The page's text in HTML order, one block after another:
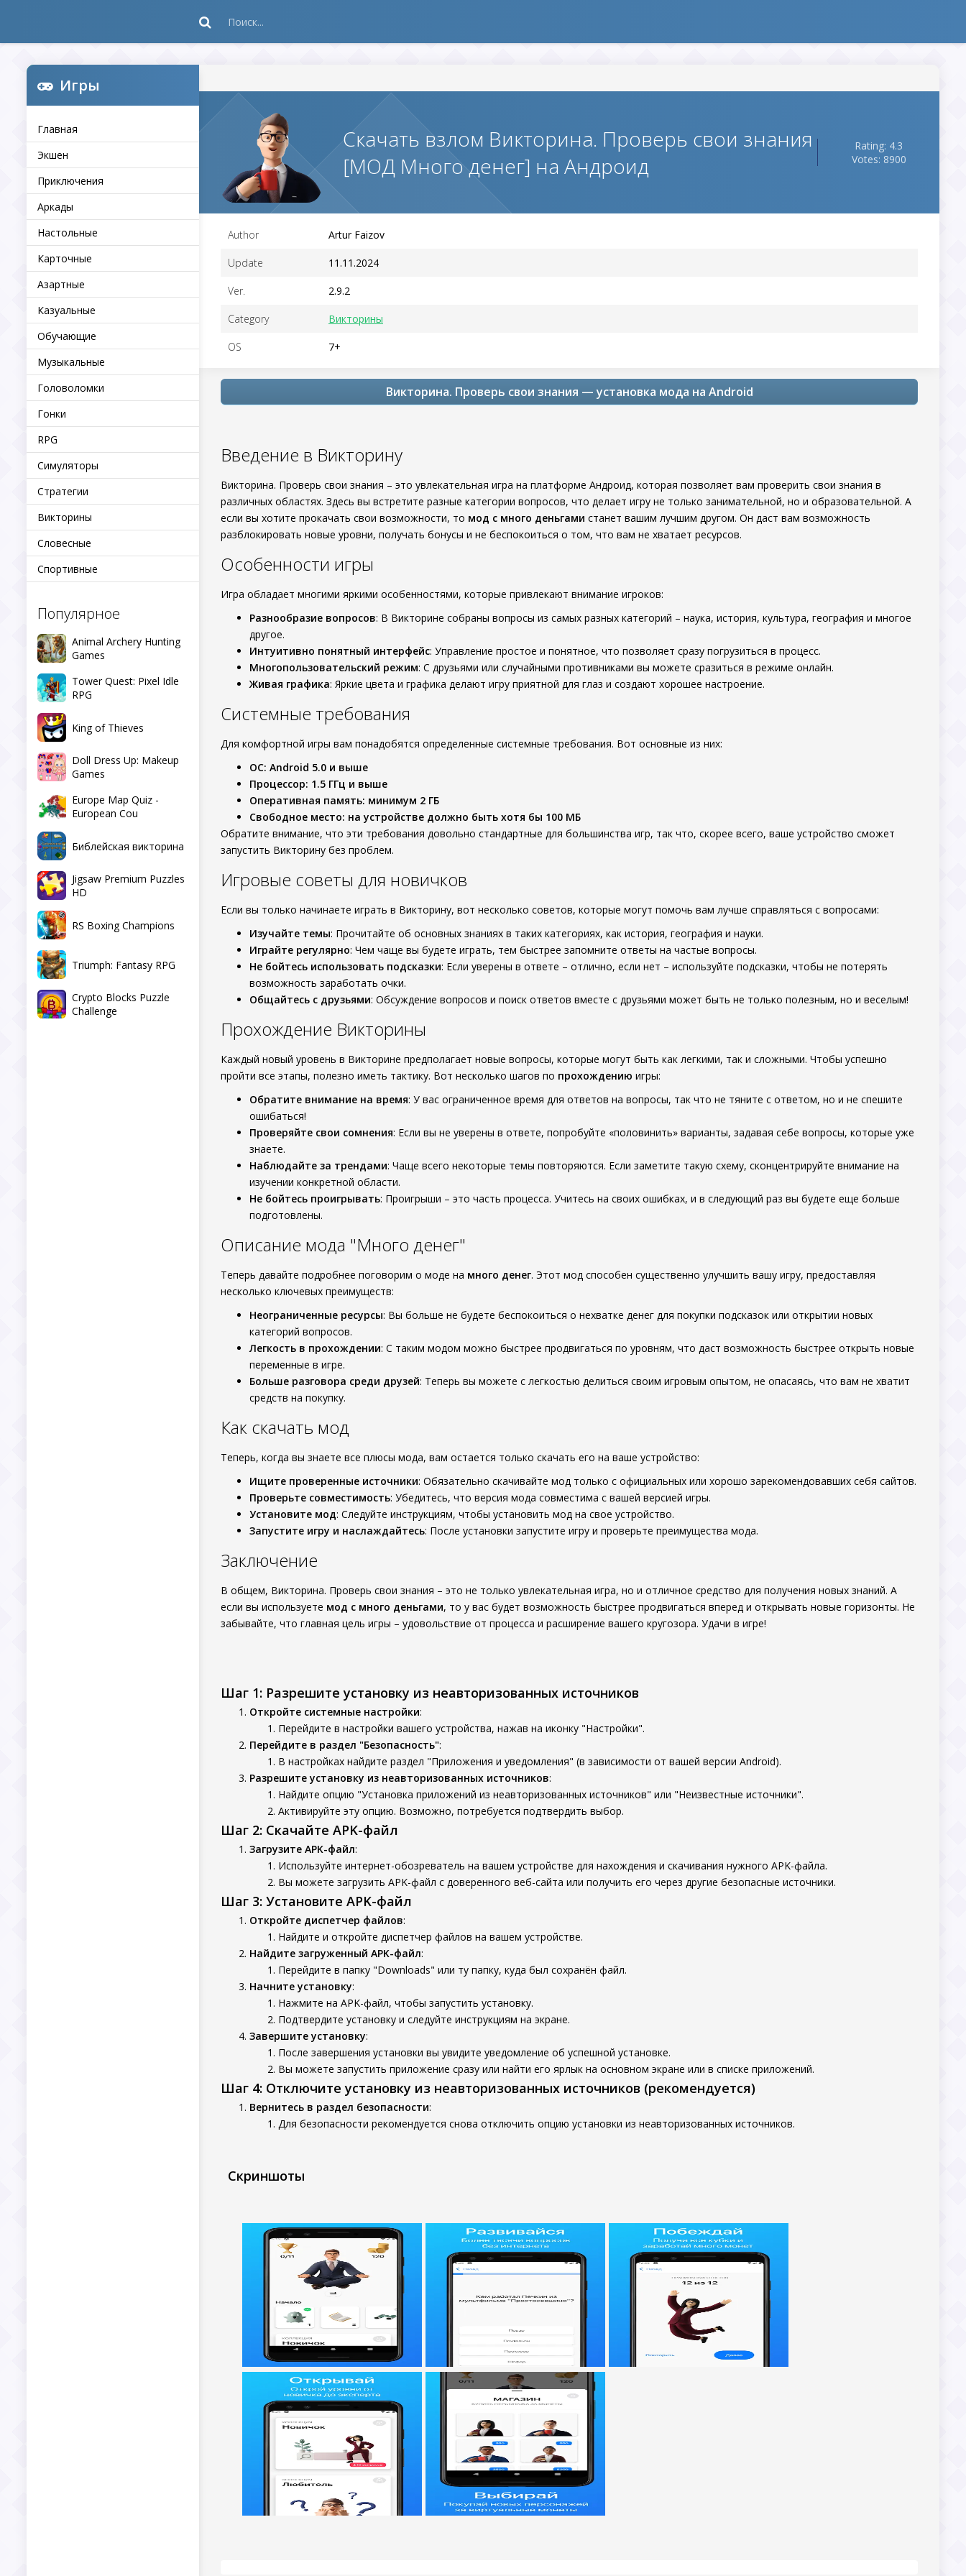
Игры
Главная
Экшен
Приключения
Аркады
Настольные
Карточные
Азартные
Казуальные
Обучающие
Музыкальные
Головоломки
Гонки
RPG
Симуляторы
Стратегии
Викторины
Словесные
Спортивные
Популярное
Animal Archery Hunting
Games
Tower Quest: Pixel Idle
RPG
King of Thieves
Doll Dress Up: Makeup
Games
Europe Map Quiz -
European Cou
Библейская викторина
Jigsaw Premium Puzzles
HD
RS Boxing Champions
Triumph: Fantasy RPG
Crypto Blocks Puzzle
Challenge
Скачать взлом Викторина. Проверь свои знания
[МОД Много денег] на Андроид
Rating: 4.3
Votes: 8900
Author Artur Faizov
Update 11.11.2024
Ver. 2.9.2
Category Викторины
OS 7+
Викторина. Проверь свои знания — установка мода на Android
Введение в Викторину
Викторина. Проверь свои знания – это увлекательная игра на платформе Андроид, которая позволяет вам проверить свои знания в
различных областях. Здесь вы встретите разные категории вопросов, что делает игру не только занимательной, но и образовательной. А
если вы хотите прокачать свои возможности, то мод с много деньгами станет вашим лучшим другом. Он даст вам возможность
разблокировать новые уровни, получать бонусы и не беспокоиться о том, что вам не хватает ресурсов.
Особенности игры
Игра обладает многими яркими особенностями, которые привлекают внимание игроков:
Разнообразие вопросов: В Викторине собраны вопросы из самых разных категорий – наука, история, культура, география и многое
другое.
Интуитивно понятный интерфейс: Управление простое и понятное, что позволяет сразу погрузиться в процесс.
Многопользовательский режим: С друзьями или случайными противниками вы можете сразиться в режиме онлайн.
Живая графика: Яркие цвета и графика делают игру приятной для глаз и создают хорошее настроение.
Системные требования
Для комфортной игры вам понадобятся определенные системные требования. Вот основные из них:
ОС: Android 5.0 и выше
Процессор: 1.5 ГГц и выше
Оперативная память: минимум 2 ГБ
Свободное место: на устройстве должно быть хотя бы 100 МБ
Обратите внимание, что эти требования довольно стандартные для большинства игр, так что, скорее всего, ваше устройство сможет
запустить Викторину без проблем.
Игровые советы для новичков
Если вы только начинаете играть в Викторину, вот несколько советов, которые могут помочь вам лучше справляться с вопросами:
Изучайте темы: Прочитайте об основных знаниях в таких категориях, как история, география и науки.
Играйте регулярно: Чем чаще вы будете играть, тем быстрее запомните ответы на частые вопросы.
Не бойтесь использовать подсказки: Если уверены в ответе – отлично, если нет – используйте подсказки, чтобы не потерять
возможность заработать очки.
Общайтесь с друзьями: Обсуждение вопросов и поиск ответов вместе с друзьями может быть не только полезным, но и веселым!
Прохождение Викторины
Каждый новый уровень в Викторине предполагает новые вопросы, которые могут быть как легкими, так и сложными. Чтобы успешно
пройти все этапы, полезно иметь тактику. Вот несколько шагов по прохождению игры:
Обратите внимание на время: У вас ограниченное время для ответов на вопросы, так что не тяните с ответом, но и не спешите
ошибаться!
Проверяйте свои сомнения: Если вы не уверены в ответе, попробуйте «половинить» варианты, задавая себе вопросы, которые уже
знаете.
Наблюдайте за трендами: Чаще всего некоторые темы повторяются. Если заметите такую схему, сконцентрируйте внимание на
изучении конкретной области.
Не бойтесь проигрывать: Проигрыши – это часть процесса. Учитесь на своих ошибках, и в следующий раз вы будете еще больше
подготовлены.
Описание мода "Много денег"
Теперь давайте подробнее поговорим о моде на много денег. Этот мод способен существенно улучшить вашу игру, предоставляя
несколько ключевых преимуществ:
Неограниченные ресурсы: Вы больше не будете беспокоиться о нехватке денег для покупки подсказок или открытии новых
категорий вопросов.
Легкость в прохождении: С таким модом можно быстрее продвигаться по уровням, что даст возможность быстрее открыть новые
переменные в игре.
Больше разговора среди друзей: Теперь вы можете с легкостью делиться своим игровым опытом, не опасаясь, что вам не хватит
средств на покупку.
Как скачать мод
Теперь, когда вы знаете все плюсы мода, вам остается только скачать его на ваше устройство:
Ищите проверенные источники: Обязательно скачивайте мод только с официальных или хорошо зарекомендовавших себя сайтов.
Проверьте совместимость: Убедитесь, что версия мода совместима с вашей версией игры.
Установите мод: Следуйте инструкциям, чтобы установить мод на свое устройство.
Запустите игру и наслаждайтесь: После установки запустите игру и проверьте преимущества мода.
Заключение
В общем, Викторина. Проверь свои знания – это не только увлекательная игра, но и отличное средство для получения новых знаний. А
если вы используете мод с много деньгами, то у вас будет возможность быстрее продвигаться вперед и открывать новые горизонты. Не
забывайте, что главная цель игры – удовольствие от процесса и расширение вашего кругозора. Удачи в игре!
Шаг 1: Разрешите установку из неавторизованных источников
Откройте системные настройки:
Перейдите в настройки вашего устройства, нажав на иконку "Настройки".
Перейдите в раздел "Безопасность":
В настройках найдите раздел "Приложения и уведомления" (в зависимости от вашей версии Android).
Разрешите установку из неавторизованных источников:
Найдите опцию "Установка приложений из неавторизованных источников" или "Неизвестные источники".
Активируйте эту опцию. Возможно, потребуется подтвердить выбор.
Шаг 2: Скачайте APK-файл
Загрузите APK-файл:
Используйте интернет-обозреватель на вашем устройстве для нахождения и скачивания нужного APK-файла.
Вы можете загрузить APK-файл с доверенного веб-сайта или получить его через другие безопасные источники.
Шаг 3: Установите APK-файл
Откройте диспетчер файлов:
Найдите и откройте диспетчер файлов на вашем устройстве.
Найдите загруженный APK-файл:
Перейдите в папку "Downloads" или ту папку, куда был сохранён файл.
Начните установку:
Нажмите на APK-файл, чтобы запустить установку.
Подтвердите установку и следуйте инструкциям на экране.
Завершите установку:
После завершения установки вы увидите уведомление об успешной установке.
Вы можете запустить приложение сразу или найти его ярлык на основном экране или в списке приложений.
Шаг 4: Отключите установку из неавторизованных источников (рекомендуется)
Вернитесь в раздел безопасности:
Для безопасности рекомендуется снова отключить опцию установки из неавторизованных источников.
Скриншоты